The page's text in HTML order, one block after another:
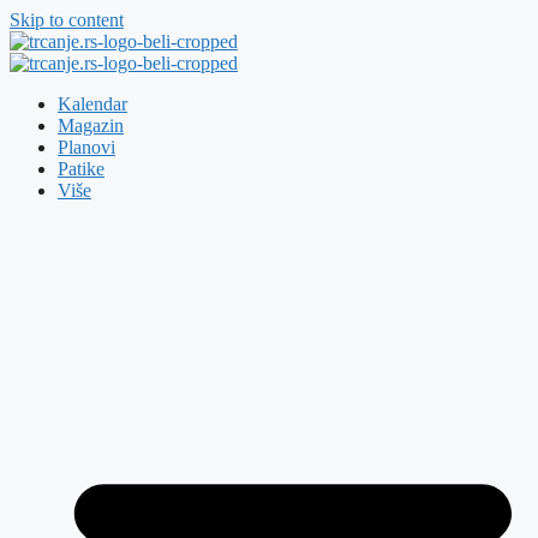
Skip to content
Kalendar
Magazin
Planovi
Patike
Više